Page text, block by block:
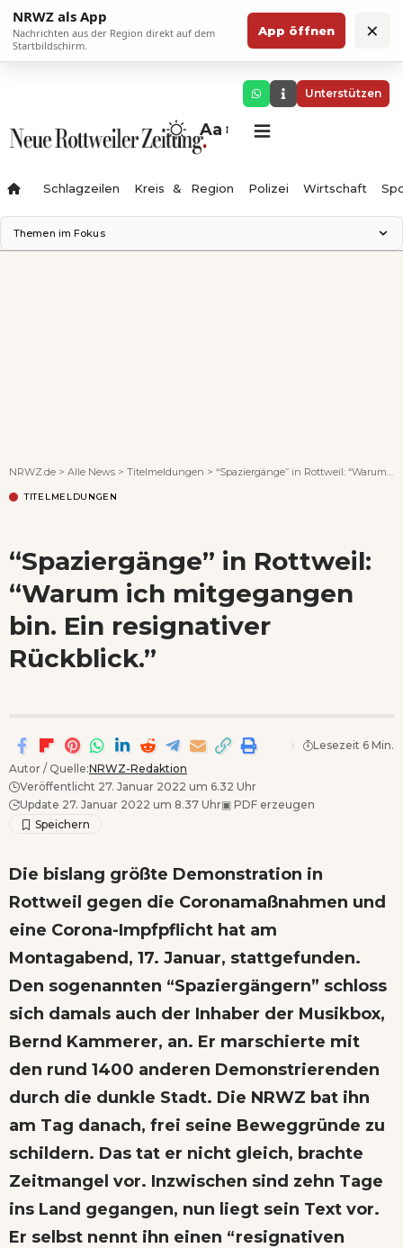
NRWZ als App
Nachrichten aus der Region direkt auf dem
Startbildschirm.
App öffnen ×
Unterstützen
Aa
Schlagzeilen Kreis & Region Polizei Wirtschaft
Themen im Fokus
NRWZ.de > Alle News > Titelmeldungen > “Spaziergänge” in Rottweil: “Warum ich mitgegangen bin. Ein resignativer Rückblick.”
TITELMELDUNGEN
“Spaziergänge” in Rottweil:
“Warum ich mitgegangen
bin. Ein resignativer
Rückblick.”
Autor / Quelle:NRWZ-Redaktion
Veröffentlicht 27. Januar 2022 um 6.32 Uhr
Update 27. Januar 2022 um 8.37 Uhr▣ PDF erzeugen
Lesezeit 6 Min.
Die bislang größte Demonstration in
Rottweil gegen die Coronamaßnahmen und
eine Corona-Impfpflicht hat am
Montagabend, 17. Januar, stattgefunden.
Den sogenannten “Spaziergängern” schloss
sich damals auch der Inhaber der Musikbox,
Bernd Kammerer, an. Er marschierte mit
den rund 1400 anderen Demonstrierenden
durch die dunkle Stadt. Die NRWZ bat ihn
am Tag danach, frei seine Beweggründe zu
schildern. Das tat er nicht gleich, brachte
Zeitmangel vor. Inzwischen sind zehn Tage
ins Land gegangen, nun liegt sein Text vor.
Er selbst nennt ihn einen “resignativen